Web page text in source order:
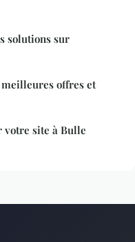
solutions sur
offres et
votre site à Bulle